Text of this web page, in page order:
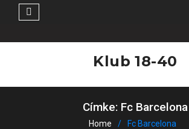
Klub 18-40
Címke: Fc Barcelona
Home Fc Barcelona